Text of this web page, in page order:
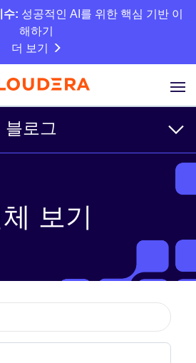
수: 성공적인 AI를 위한 핵심 기반 이
해하기
더 보기
블로그
보기